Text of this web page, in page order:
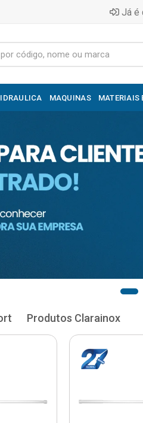
Já é
MAQUINAS MATERIAIS
Produtos Clarainox